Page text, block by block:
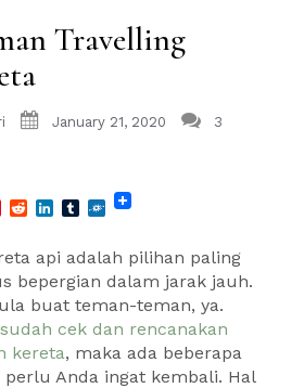
Travelling
January 21, 2020
3
Pinterest
RedditLinkedIn
Tumblr
Folkd
api adalah pilihan paling
bepergian dalam jarak jauh.
buat teman-teman, ya.
sudah cek dan rencanakan
kereta, maka ada beberapa
Anda ingat kembali. Hal